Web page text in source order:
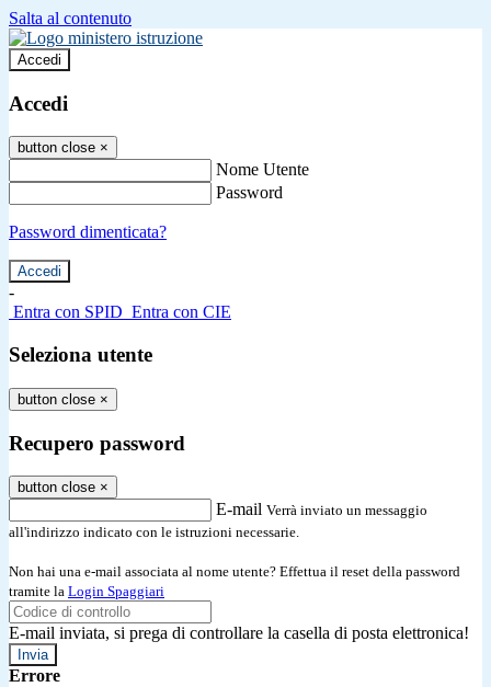
Salta al contenuto
Accedi
Accedi
button close ×
Nome Utente
Password
Password dimenticata?
-
Entra con SPID Entra con CIE
Seleziona utente
button close ×
Recupero password
button close ×
E-mail Verrà inviato un messaggio
all'indirizzo indicato con le istruzioni necessarie.
Non hai una e-mail associata al nome utente? Effettua il reset della password
tramite la Login Spaggiari
E-mail inviata, si prega di controllare la casella di posta elettronica!
Errore